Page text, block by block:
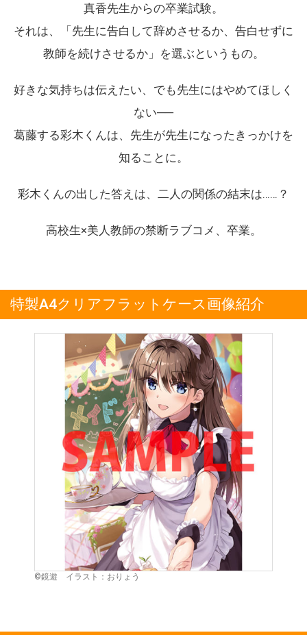
真香先生からの卒業試験。
それは、「先生に告白して辞めさせるか、告白せずに
教師を続けさせるか」を選ぶというもの。
好きな気持ちは伝えたい、でも先生にはやめてほしく
ない──
葛藤する彩木くんは、先生が先生になったきっかけを
知ることに。
彩木くんの出した答えは、二人の関係の結末は……？
高校生×美人教師の禁断ラブコメ、卒業。
特製A4クリアフラットケース画像紹介
©鏡遊 イラスト：おりょう